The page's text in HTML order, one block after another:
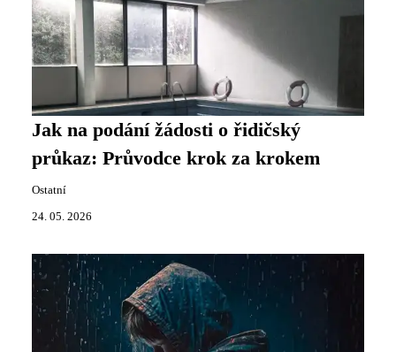
Jak na podání žádosti o řidičský
průkaz: Průvodce krok za krokem
Ostatní
24. 05. 2026